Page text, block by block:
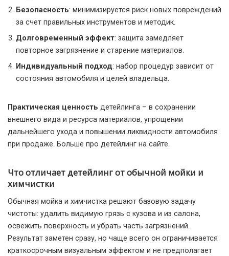
Безопасность: минимизируется риск новых повреждений
за счет правильных инструментов и методик.
Долговременный эффект: защита замедляет
повторное загрязнение и старение материалов.
Индивидуальный подход: набор процедур зависит от
состояния автомобиля и целей владельца.
Практическая ценность детейлинга – в сохранении
внешнего вида и ресурса материалов, упрощении
дальнейшего ухода и повышении ликвидности автомобиля
при продаже. Больше про детейлинг на сайте.
Что отличает детейлинг от обычной мойки и
химчистки
Обычная мойка и химчистка решают базовую задачу
чистоты: удалить видимую грязь с кузова и из салона,
освежить поверхность и убрать часть загрязнений.
Результат заметен сразу, но чаще всего он ограничивается
краткосрочным визуальным эффектом и не предполагает